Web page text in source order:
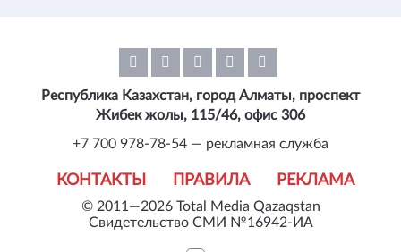
© 2011—2026 Total Media Qazaqstan
Свидетельство СМИ №16942-ИА
КОНТАКТЫ ПРАВИЛА РЕКЛАМА
Республика Казахстан, город Алматы, проспект
Жибек жолы, 115/46, офис 306
+7 700 978-78-54 — рекламная служба